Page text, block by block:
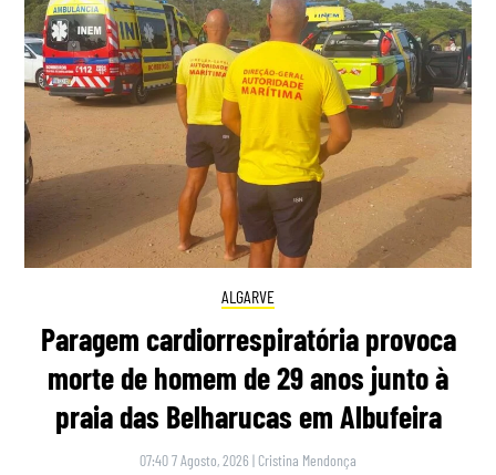
ALGARVE
Paragem cardiorrespiratória provoca
morte de homem de 29 anos junto à
praia das Belharucas em Albufeira
07:40 7 Agosto, 2026 | Cristina Mendonça